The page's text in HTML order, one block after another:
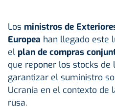
Los ministros de
Europea han llegado este
el plan de compras
que reponer los stocks
garantizar el suministro
Ucrania en el contexto de
rusa.